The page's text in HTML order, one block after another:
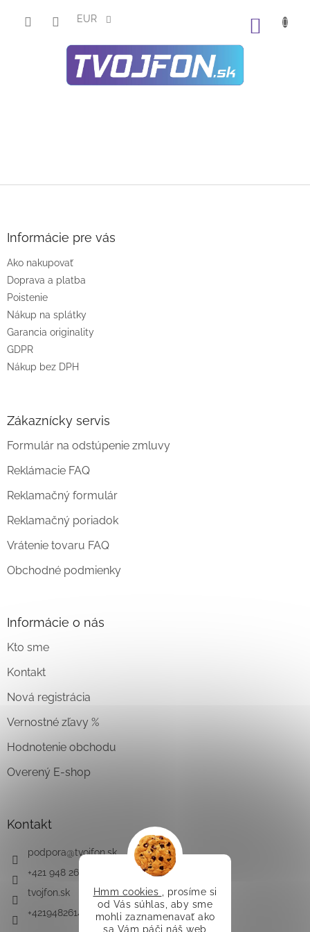
Hmm cookies
, prosíme si
od Vás súhlas, aby sme
mohli zaznamenavať ako
sa Vám páči náš web
EUR
Informácie pre vás
Ako nakupovať
Doprava a platba
Poistenie
Nákup na splátky
Garancia originality
GDPR
Nákup bez DPH
Zákaznícky servis
Formulár na odstúpenie zmluvy
Reklámacie FAQ
Reklamačný formulár
Reklamačný poriadok
Vrátenie tovaru FAQ
Obchodné podmienky
Informácie o nás
Kto sme
Kontakt
Nová registrácia
Vernostné zľavy %
Hodnotenie obchodu
Overený E-shop
Kontakt
podpora@tvojfon.sk
+421 948 261 491
tvojfon.sk
+421948261491